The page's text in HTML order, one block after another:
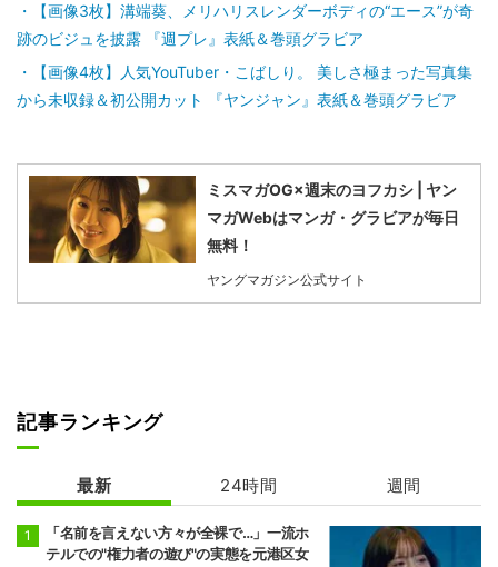
【画像3枚】溝端葵、メリハリスレンダーボディの“エース”が奇
跡のビジュを披露 『週プレ』表紙＆巻頭グラビア
【画像4枚】人気YouTuber・こばしり。 美しさ極まった写真集
から未収録＆初公開カット 『ヤンジャン』表紙＆巻頭グラビア
ミスマガOG×週末のヨフカシ | ヤン
マガWebはマンガ・グラビアが毎日
無料！
ヤングマガジン公式サイト
記事ランキング
最新 24時間 週間
「名前を言えない方々が全裸で…」一流ホ
テルでの"権力者の遊び"の実態を元港区女